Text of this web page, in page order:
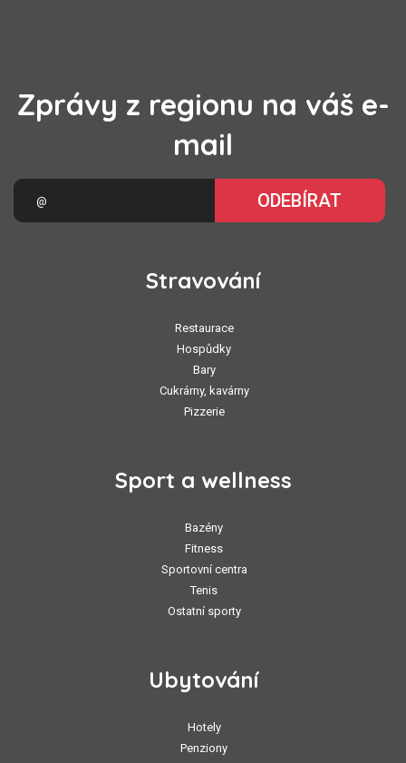
Zprávy z regionu na váš e-
mail
ODEBÍRAT
Stravování
Restaurace
Hospůdky
Bary
Cukrárny, kavárny
Pizzerie
Sport a wellness
Bazény
Fitness
Sportovní centra
Tenis
Ostatní sporty
Ubytování
Hotely
Penziony